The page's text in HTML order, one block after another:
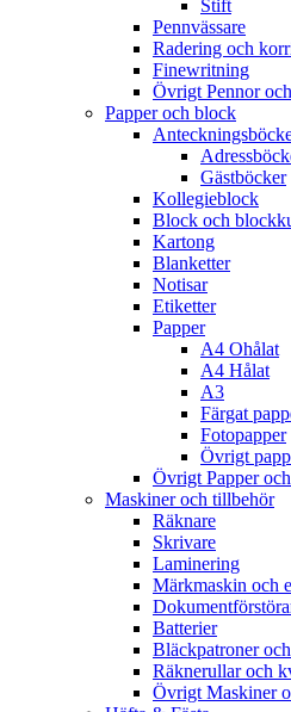
Stift
Pennvässare
Radering och
Finewritning
Övrigt Pennor
Papper och block
Gästböcker
Kollegieblock
Block och
Kartong
Blanketter
Notisar
Etiketter
Papper
A4 Ohålat
A4 Hålat
A3
Färgat
Fotopapper
Övrigt
Övrigt Papper
Maskiner och tillbehör
Räknare
Skrivare
Laminering
Märkmaskin och
Batterier
Bläckpatroner
Räknerullar och
Övrigt Maskiner